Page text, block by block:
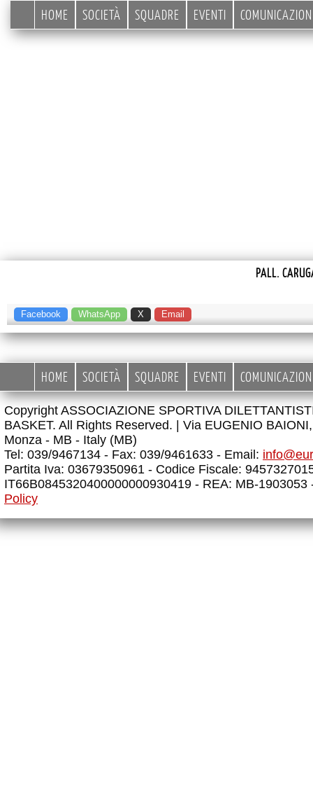
HOME SOCIETÀ SQUADRE EVENTI
PALL.
Facebook WhatsApp X Email
HOME SOCIETÀ SQUADRE EVENTI
Copyright ASSOCIAZIONE SPORTIVA
BASKET. All Rights Reserved. | Via EUGENIO
Monza - MB - Italy (MB)
Tel: 039/9467134 - Fax: 039/9461633 - Email:
Partita Iva: 03679350961 - Codice Fiscale:
IT66B0845320400000000930419 - REA: MB-
Policy